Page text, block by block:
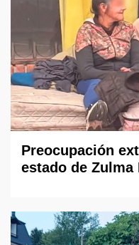
Preocupación
estado de Zulma